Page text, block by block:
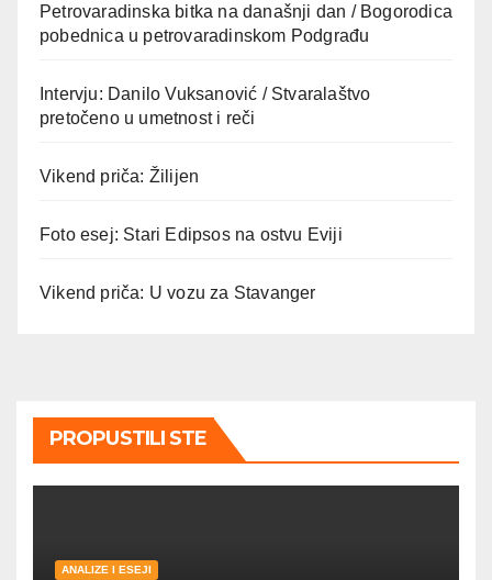
Petrovaradinska bitka na današnji dan / Bogorodica
pobednica u petrovaradinskom Podgrađu
Intervju: Danilo Vuksanović / Stvaralaštvo
pretočeno u umetnost i reči
Vikend priča: Žilijen
Foto esej: Stari Edipsos na ostvu Eviji
Vikend priča: U vozu za Stavanger
PROPUSTILI STE
ANALIZE I ESEJI